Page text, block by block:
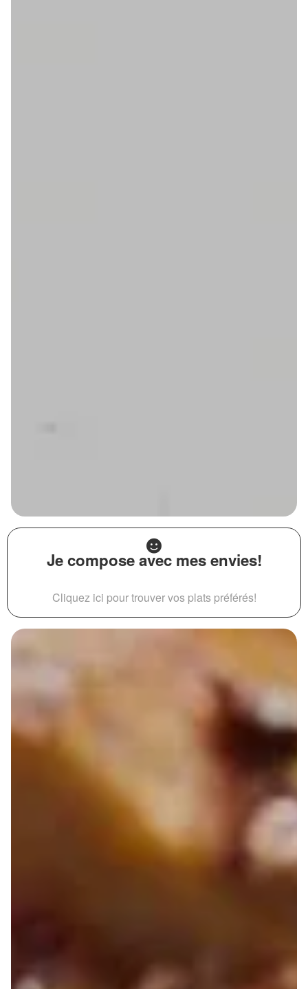
Je compose avec mes envies!
Cliquez ici pour trouver vos plats préférés!